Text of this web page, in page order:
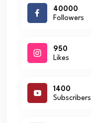
40000
Followers
950
Likes
1400
Subscribers